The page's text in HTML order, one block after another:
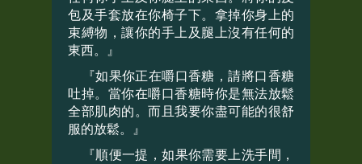
包及手套放在你椅子下。拿掉你身上的
束縛物，讓你的手上及腿上沒有任何的
東西。』
『如果你正在嚼口香糖，請將口香糖
吐掉。當你在嚼口香糖時你是無法放鬆
全部肌肉的。而且我要你盡可能的很舒
服的放鬆。』
『順便一提，如果你需要上洗手間，